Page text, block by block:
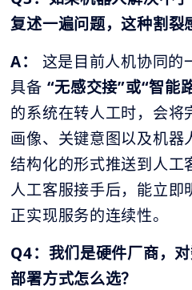
复述一遍问题，这种割裂
A：
这是目前人机协同的
具备 “无感交接”或“智能
的系统在转人工时，会将
画像、关键意图以及机器
结构化的形式推送到人工
人工客服接手后，能立即
正实现服务的连续性。
Q4：我们是硬件厂商，对
部署方式怎么选？